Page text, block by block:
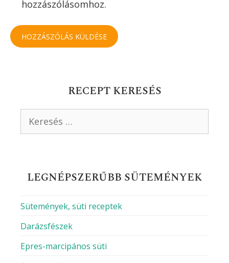
Hozzászólás
Email
Honlap
A nevem, e-mail címem, és weboldalcímem
mentése a böngészőben a következő